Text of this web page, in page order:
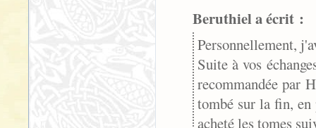
Beruthiel a écrit :
Personnellement,
Suite à vos
recommandée par
tombé sur la fin, en
acheté les tomes